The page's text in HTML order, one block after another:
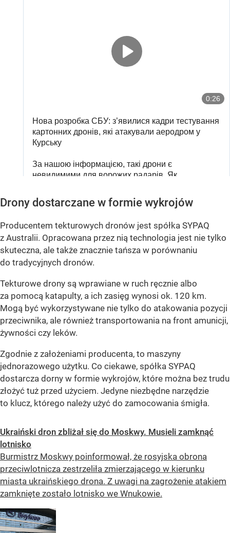
Drony dostarczane w formie wykrojów
Producentem tekturowych dronów jest spółka SYPAQ
z Australii. Opracowana przez nią technologia jest nie tylko
skuteczna, ale także znacznie tańsza w porównaniu
do tradycyjnych dronów.
Tekturowe drony są wprawiane w ruch ręcznie albo